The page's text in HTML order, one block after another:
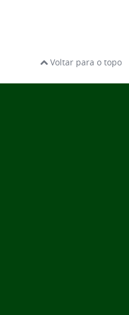
Voltar para o topo